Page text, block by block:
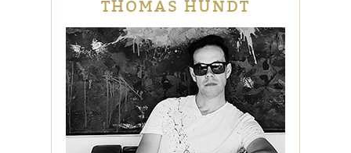
THOMAS HUNDT